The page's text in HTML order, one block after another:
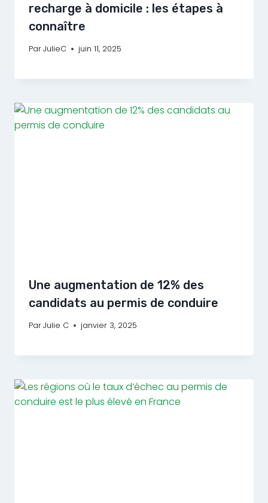
recharge à domicile : les étapes à
connaître
ParJulieC juin 11, 2025
Une augmentation de 12% des
candidats au permis de conduire
ParJulie C janvier 3, 2025